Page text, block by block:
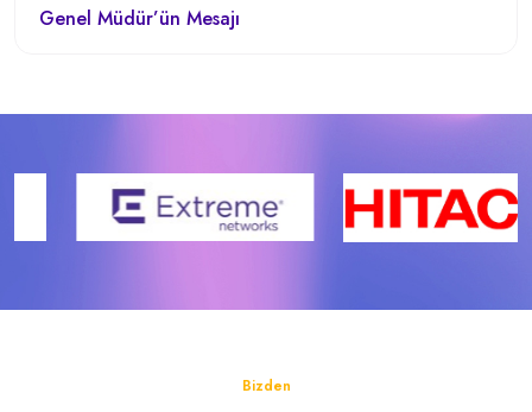
Genel Müdür’ün Mesajı
Bizden